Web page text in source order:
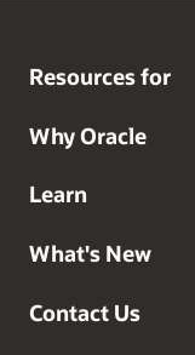
Resources for
Why Oracle
Learn
What's New
Contact Us